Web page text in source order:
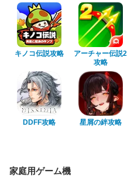
キノコ伝説攻略
アーチャー伝説2
攻略
DDFF攻略 星屑の絆攻略
家庭用ゲーム機